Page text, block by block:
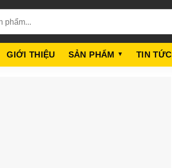
GIỚI THIỆU SẢN PHẨM TIN TỨC